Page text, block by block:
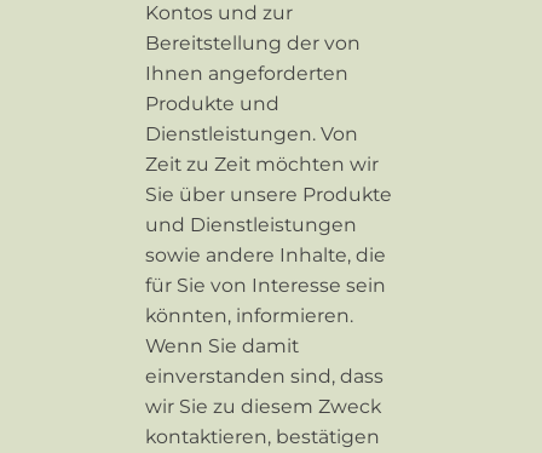
Kontos und zur
Bereitstellung der von
Ihnen angeforderten
Produkte und
Dienstleistungen. Von
Zeit zu Zeit möchten wir
Sie über unsere Produkte
und Dienstleistungen
sowie andere Inhalte, die
für Sie von Interesse sein
könnten, informieren.
Wenn Sie damit
einverstanden sind, dass
wir Sie zu diesem Zweck
kontaktieren, bestätigen